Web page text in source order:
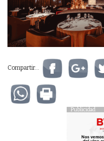
Compartir...
Publicidad